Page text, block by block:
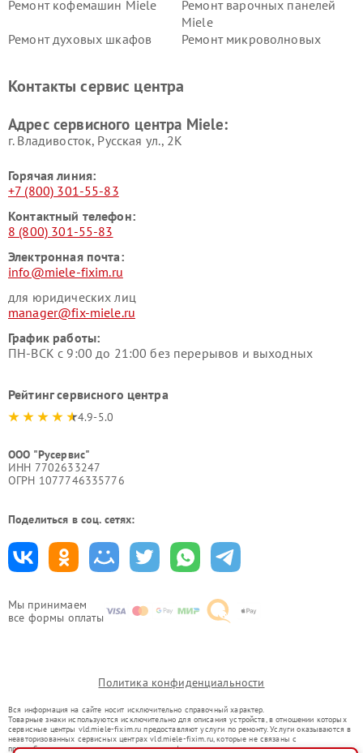
Мы принимаем
все формы оплаты
Ремонт кофемашин Miele
Ремонт варочных панелей
Miele
Ремонт духовых шкафов
Ремонт микроволновых
Miele
Miele
пылесосов Miele
Контакты сервис центра
Адрес сервисного центра Miele:
г. Владивосток, Русская ул., 2К
Горячая линия:
+7 (800) 301-55-83
Контактный телефон:
8 (800) 301-55-83
Электронная почта:
info@miele-fixim.ru
для юридических лиц
manager@fix-miele.ru
График работы:
ПН-ВСК с 9:00 до 21:00 без перерывов и выходных
Рейтинг сервисного центра
4.9-5.0
ООО "Русервис"
ИНН 7702633247
ОГРН 1077746335776
Поделиться в соц. сетях:
Политика конфиденциальности
Вся информация на сайте носит исключительно справочный характер.
Товарные знаки используются исключительно для описания устройств, в отношении которых
сервисные центры vld.miele-fixim.ru предоставляют услуги по ремонту. Услуги оказываются в
неавторизованных сервисных центрах vld.miele-fixim.ru, которые не связаны с
правообладателями товарных знаков или их официальными представителями.